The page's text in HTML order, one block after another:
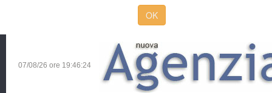
OK
07/08/26 ore 19:46:25